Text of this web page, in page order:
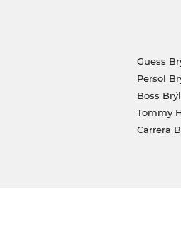
Guess
Persol
Boss
Tommy
Carrera